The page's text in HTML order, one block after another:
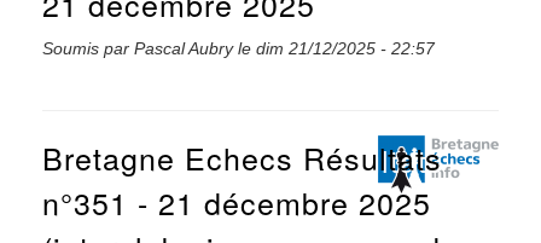
Soumis par Pascal Aubryle dim 21/12/2025 - 22:57
Bretagne Echecs Résultats
n°351 - 21 décembre 2025